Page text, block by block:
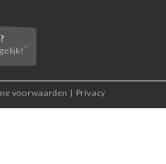
*
voorwaarden | Privacy